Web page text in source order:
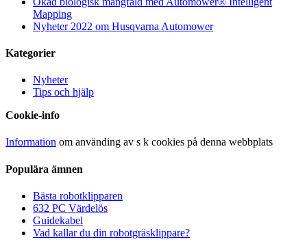
Mapping
Nyheter 2022 om Husqvarna Automower
Kategorier
Nyheter
Tips och hjälp
Cookie-info
Information om använding av s k cookies på denna webbplats
Populära ämnen
Bästa robotklipparen
632 PC Värdelös
Guidekabel
Vad kallar du din robotgräsklippare?